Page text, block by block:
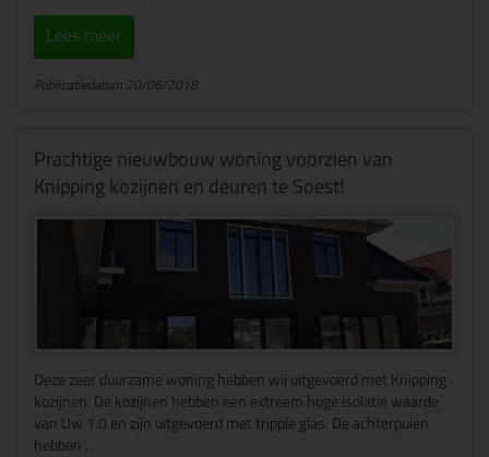
Lees meer
Publicatiedatum 20/06/2018
Prachtige nieuwbouw woning voorzien van
Knipping kozijnen en deuren te Soest!
Deze zeer duurzame woning hebben wij uitgevoerd met Knipping
kozijnen. De kozijnen hebben een extreem hoge isolatie waarde
van Uw 1.0 en zijn uitgevoerd met tripple glas. De achterpuien
hebben ...